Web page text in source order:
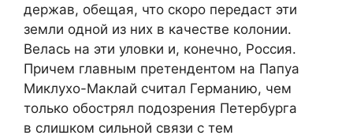
держав, обещая, что скоро передаст эти
земли одной из них в качестве колонии.
Велась на эти уловки и, конечно, Россия.
Причем главным претендентом на Папуа
Миклухо-Маклай считал Германию, чем
только обострял подозрения Петербурга
в слишком сильной связи с тем